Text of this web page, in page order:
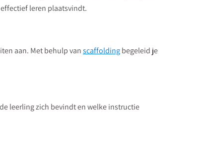
leren plaatsvindt.
aan. Met behulp vanscaffoldingbegeleid je
leerling zich bevindt en welke instructie